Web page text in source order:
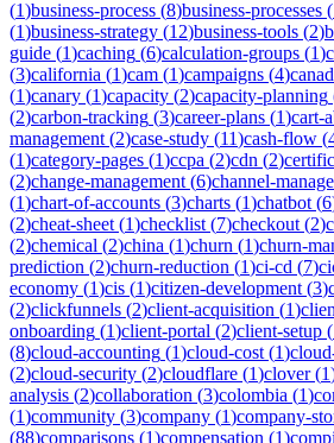
(1)business-process (8)business-processes (
(1)business-strategy (12)business-tools (2)
guide (1)caching (6)calculation-groups (1)
(3)california (1)cam (1)campaigns (4)
(1)canary (1)capacity (2)capacity-planning
(2)carbon-tracking (3)career-plans (1)cart-
management (2)case-study (11)cash-flow (
(1)category-pages (1)ccpa (2)cdn (2)
(2)change-management (6)channel-
(1)chart-of-accounts (3)charts (1)chatbot (6
(2)cheat-sheet (1)checklist (7)checkout (2)
(2)chemical (2)china (1)churn (1)churn-
prediction (2)churn-reduction (1)ci-cd (7)
economy (1)cis (1)citizen-development (3)
(2)clickfunnels (2)client-acquisition (1)
onboarding (1)client-portal (2)client-setup (
(8)cloud-accounting (1)cloud-cost (1)
(2)cloud-security (2)cloudflare (1)clover(1
analysis (2)collaboration (3)colombia (1)
(1)community (3)company (1)company-
(88)comparisons (1)compensation (1)